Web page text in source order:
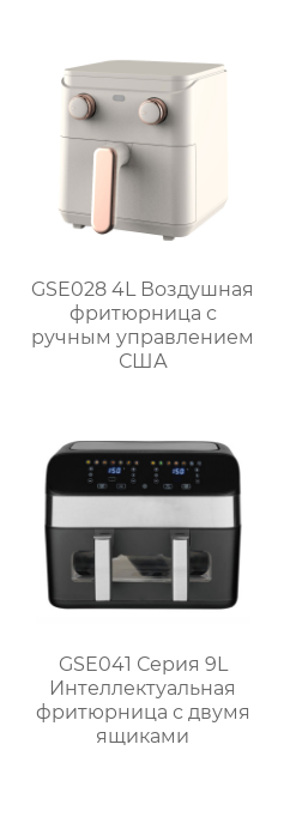
на природе
GSE028 4L Воздушная
фритюрница с
ручным управлением
США
GSE041 Серия 9L
Интеллектуальная
фритюрница с двумя
ящиками